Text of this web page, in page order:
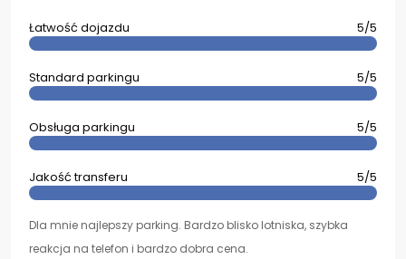
Łatwość dojazdu 5/5
Standard parkingu 5/5
Obsługa parkingu 5/5
Jakość transferu 5/5
Dla mnie najlepszy parking. Bardzo blisko lotniska, szybka
reakcja na telefon i bardzo dobra cena.